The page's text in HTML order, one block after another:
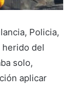
Policia,
herido del
solo,
aplicar